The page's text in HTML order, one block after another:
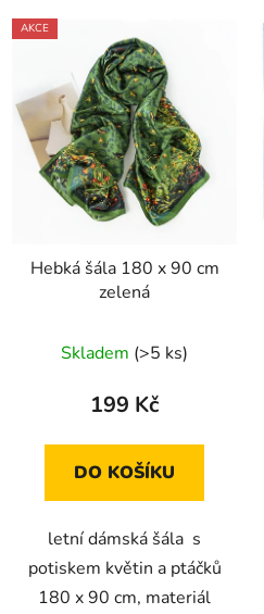
AKCE
Hebká šála 180 x 90 cm
zelená
Skladem (>5 ks)
199 Kč
DO KOŠÍKU
letní dámská šála s
potiskem květin a ptáčků
180 x 90 cm, materiál